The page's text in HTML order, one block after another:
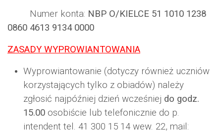
Numer konta: NBP O/KIELCE 51 1010 1238
0860 4613 9134 0000
ZASADY WYPROWIANTOWANIA
Wyprowiantowanie (dotyczy również uczniów
korzystających tylko z obiadów) należy
zgłosić najpóźniej dzień wcześniej do godz.
15.00 osobiście lub telefonicznie do p.
intendent tel. 41 300 15 14 wew. 22, mail: